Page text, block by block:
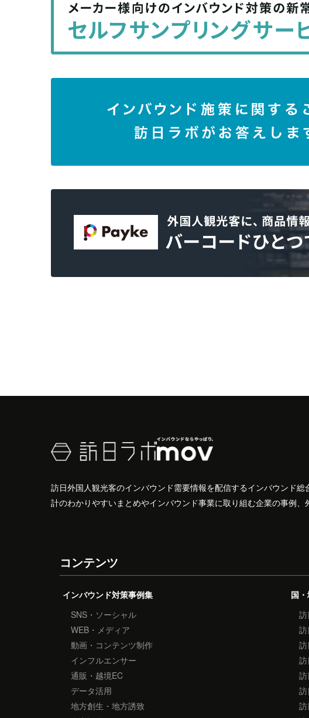
訪日外国人観光客のインバウンド需要情報を配信するインバウンド
計のわかりやすいまとめやインバウンド事業に取り組む企業の事例
コンテンツ
インバウンド対策事例集
SNS・ソーシャル
WEB・メディア
動画・コンテンツ制作
インフルエンサー
通販・越境EC
データ活用
地方創生・地方誘致
国